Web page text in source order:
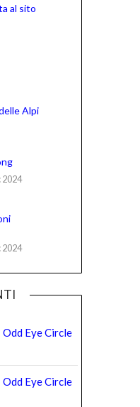
al sito
Alpi
2024
2024
Eye Circle
Eye Circle